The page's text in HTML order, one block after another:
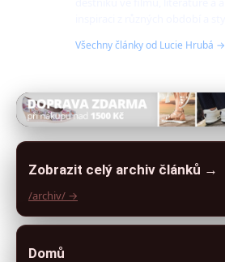
Všechny články od Lucie Hrubá →
Zobrazit celý archiv článků →
/archiv/ →
Domů